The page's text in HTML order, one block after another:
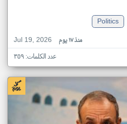
Politics
Jul 19, 2026
منذ ١٧ يوم
عدد الكلمات: ٣٥٩